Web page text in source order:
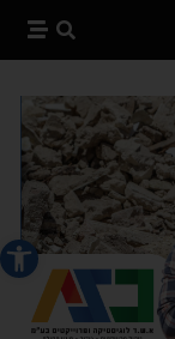
פתח